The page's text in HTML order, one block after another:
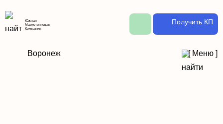
Южная
Маркетинговая
Компания
Получить КП
Воронеж [ Меню ]